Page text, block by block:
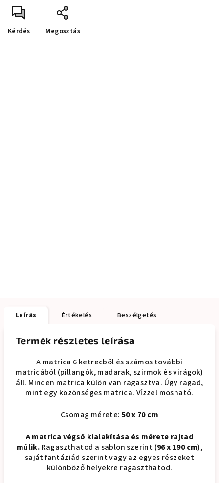
Kérdés Megosztás
Leírás Értékelés Beszélgetés
Termék részletes leírása
A matrica 6 ketrecből és számos további
matricából (pillangók, madarak, szirmok és virágok)
áll. Minden matrica külön van ragasztva. Úgy ragad,
mint egy közönséges matrica. Vízzel mosható.
Csomag mérete: 50 x 70 cm
A matrica végső kialakítása és mérete rajtad
múlik. Ragaszthatod a sablon szerint (96 x 190 cm),
saját fantáziád szerint vagy az egyes részeket
különböző helyekre ragaszthatod.